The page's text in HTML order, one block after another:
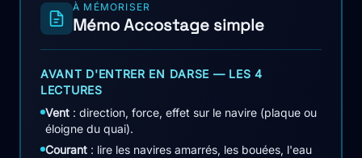
À MÉMORISER
Mémo Accostage simple
AVANT D'ENTRER EN DARSE — LES 4
LECTURES
Vent : direction, force, effet sur le navire (plaque ou
éloigne du quai).
Courant : lire les navires amarrés, les bouées, l'eau